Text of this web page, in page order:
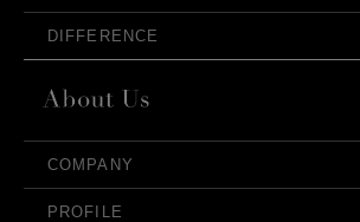
DIFFERENCE
COMPANY
PROFILE